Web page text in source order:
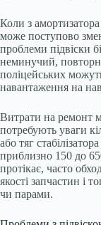
Коли з
може поступово
проблеми підвіски
неминучий,
поліцейських
навантаження на
Витрати на ремонт
потребують уваги
або тяг
приблизно 150 до
протікає, часто
якості запчастин і
чи парами.